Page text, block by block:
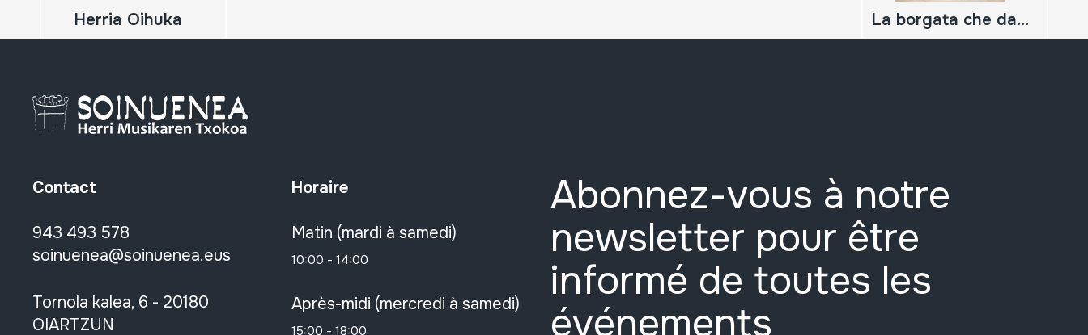
Herria Oihuka La borgata che danza; festival di strada di musiche della tradizione orale XXII edizione
Contact
943 493 578
soinuenea@soinuenea.eus
Tornola kalea, 6 - 20180
OIARTZUN
Horaire
Matin (mardi à samedi)
10:00 - 14:00
Après-midi (mercredi à samedi)
15:00 - 18:00
Abonnez-vous à notre
newsletter pour être
informé de toutes les
événements